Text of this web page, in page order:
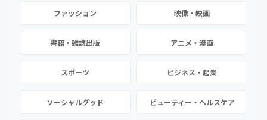
ファッション 映像・映画
書籍・雑誌出版 アニメ・漫画
スポーツ ビジネス・起業
ソーシャルグッド ビューティー・ヘルスケア